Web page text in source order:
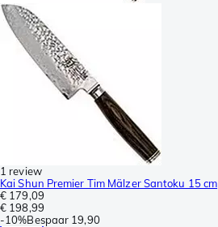
1 review
Kai Shun Premier Tim Mälzer Santoku 15 cm
€ 179,09
€ 198,99
-10%Bespaar 19,90